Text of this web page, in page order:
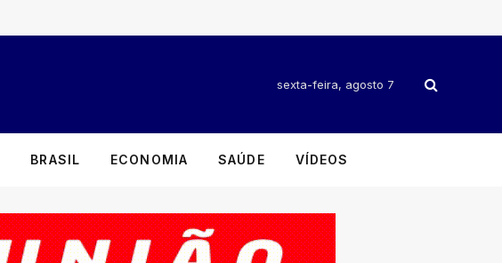
sexta-feira, agosto 7
BRASIL ECONOMIA SAÚDE VÍDEOS